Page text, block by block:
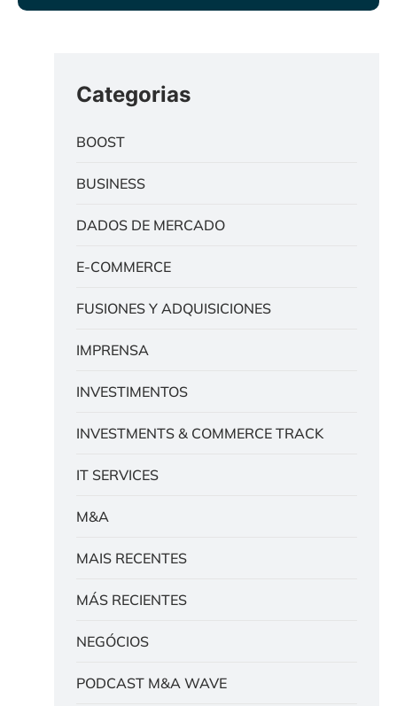
Categorias
BOOST
BUSINESS
DADOS DE MERCADO
E-COMMERCE
FUSIONES Y ADQUISICIONES
IMPRENSA
INVESTIMENTOS
INVESTMENTS & COMMERCE TRACK
IT SERVICES
M&A
MAIS RECENTES
MÁS RECIENTES
NEGÓCIOS
PODCAST M&A WAVE